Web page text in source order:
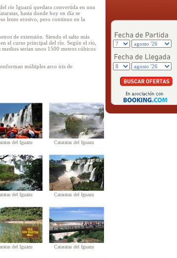
río Iguazú quedara convertida en una
hasta donde hoy en día se
lento erosivo, pero continuo en la
de extensión. Siendo el salto más
el curso principal del río. Según el río,
serían unos 1500 metros cúbicos
múltiples arco iris de
del Iguazu Cataratas del Iguazu
del Iguazu Cataratas del Iguazu
del Iguazu Cataratas del Iguazu